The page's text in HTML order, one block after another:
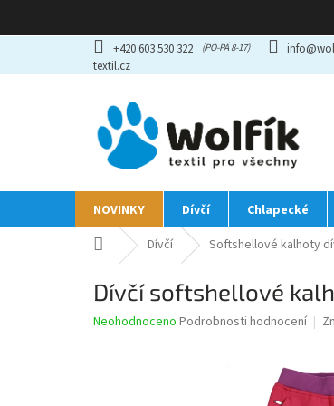
obsah
+420 603 530 322
textil.cz
NOVINKY Dívčí Chlapecké
Domů Dívčí Softshellové kalhoty
Dívčí softshellové
Průměrné
Neohodnoceno Podrobnosti hodnocení